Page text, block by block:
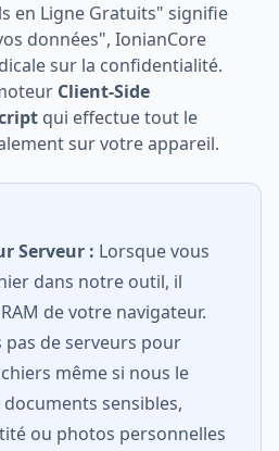
en Ligne Gratuits" signifie
données", IonianCore
sur la confidentialité.
Client-Side
qui effectue tout le
sur votre appareil.
Serveur : Lorsque vous
dans notre outil, il
de votre navigateur.
pas de serveurs pour
même si nous le
sensibles,
ou photos personnelles